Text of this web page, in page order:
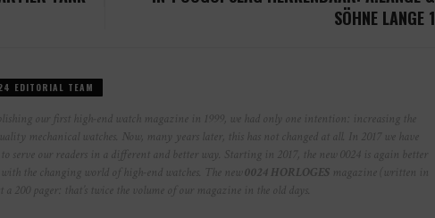
SÖHNE LANGE 1
EDITORIAL TEAM
our first high-end watch magazine in 1999, we had only one intention: increasing the
mechanical watches. Now, many years later, this has not changed at all. In 2017 we have
serve our readers in a different and better way. Starting in 2017, the new 0024 is again better
the changing world of high-end watches. The new 0024 HORLOGES magazine (written in
a 200 pager: that’s twice the volume of our magazine in the old days.